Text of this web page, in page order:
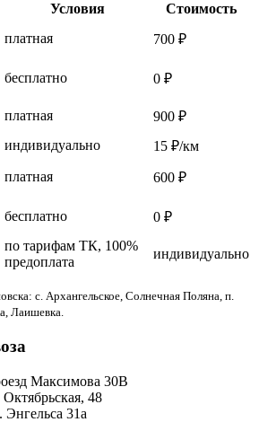
Условия
Стоимость
платная
700 ₽
бесплатно
0 ₽
платная
900 ₽
индивидуально
15 ₽/км
платная
600 ₽
бесплатно
0 ₽
по тарифам ТК, 100%
предоплата
индивидуально
с. Архангельское, Солнечная Поляна, п.
Лаишевка.
Максимова 30В
Октябрьская, 48
Энгельса 31а